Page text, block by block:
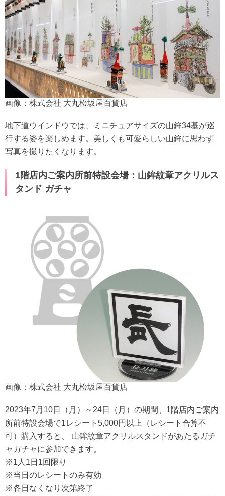
画像：株式会社 大丸松坂屋百貨店
地下道ウインドウでは、ミニチュアサイズの山鉾34基が巡
行する姿を楽しめます。美しくも可愛らしい山鉾に思わず
写真を撮りたくなります。
1階店内ご案内所前特設会場：山鉾紋章アクリルス
タンド ガチャ
画像：株式会社 大丸松坂屋百貨店
2023年7月10日（月）～24日（月）の期間、1階店内ご案内
所前特設会場で1レシート5,000円以上（レシート合算不
可）購入すると、 山鉾紋章アクリルスタンドがあたるガチ
ャガチャに参加できます。
※1人1日1回限り
※当日のレシートのみ有効
※各日なくなり次第終了